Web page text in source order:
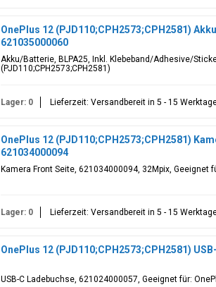
OnePlus 12 (PJD110;CPH2573;CPH2581)
621035000060
Akku/Batterie, BLPA25, Inkl. Klebeband/Adhesive/
(PJD110;CPH2573;CPH2581)
Lager: 0 Lieferzeit: Versandbereit in 5 - 15
OnePlus 12 (PJD110;CPH2573;CPH2581)
621034000094
Kamera Front Seite, 621034000094, 32Mpix, Geeignet
Lager: 0 Lieferzeit: Versandbereit in 5 - 15
OnePlus 12 (PJD110;CPH2573;CPH2581)
USB-C Ladebuchse, 621024000057, Geeignet für: